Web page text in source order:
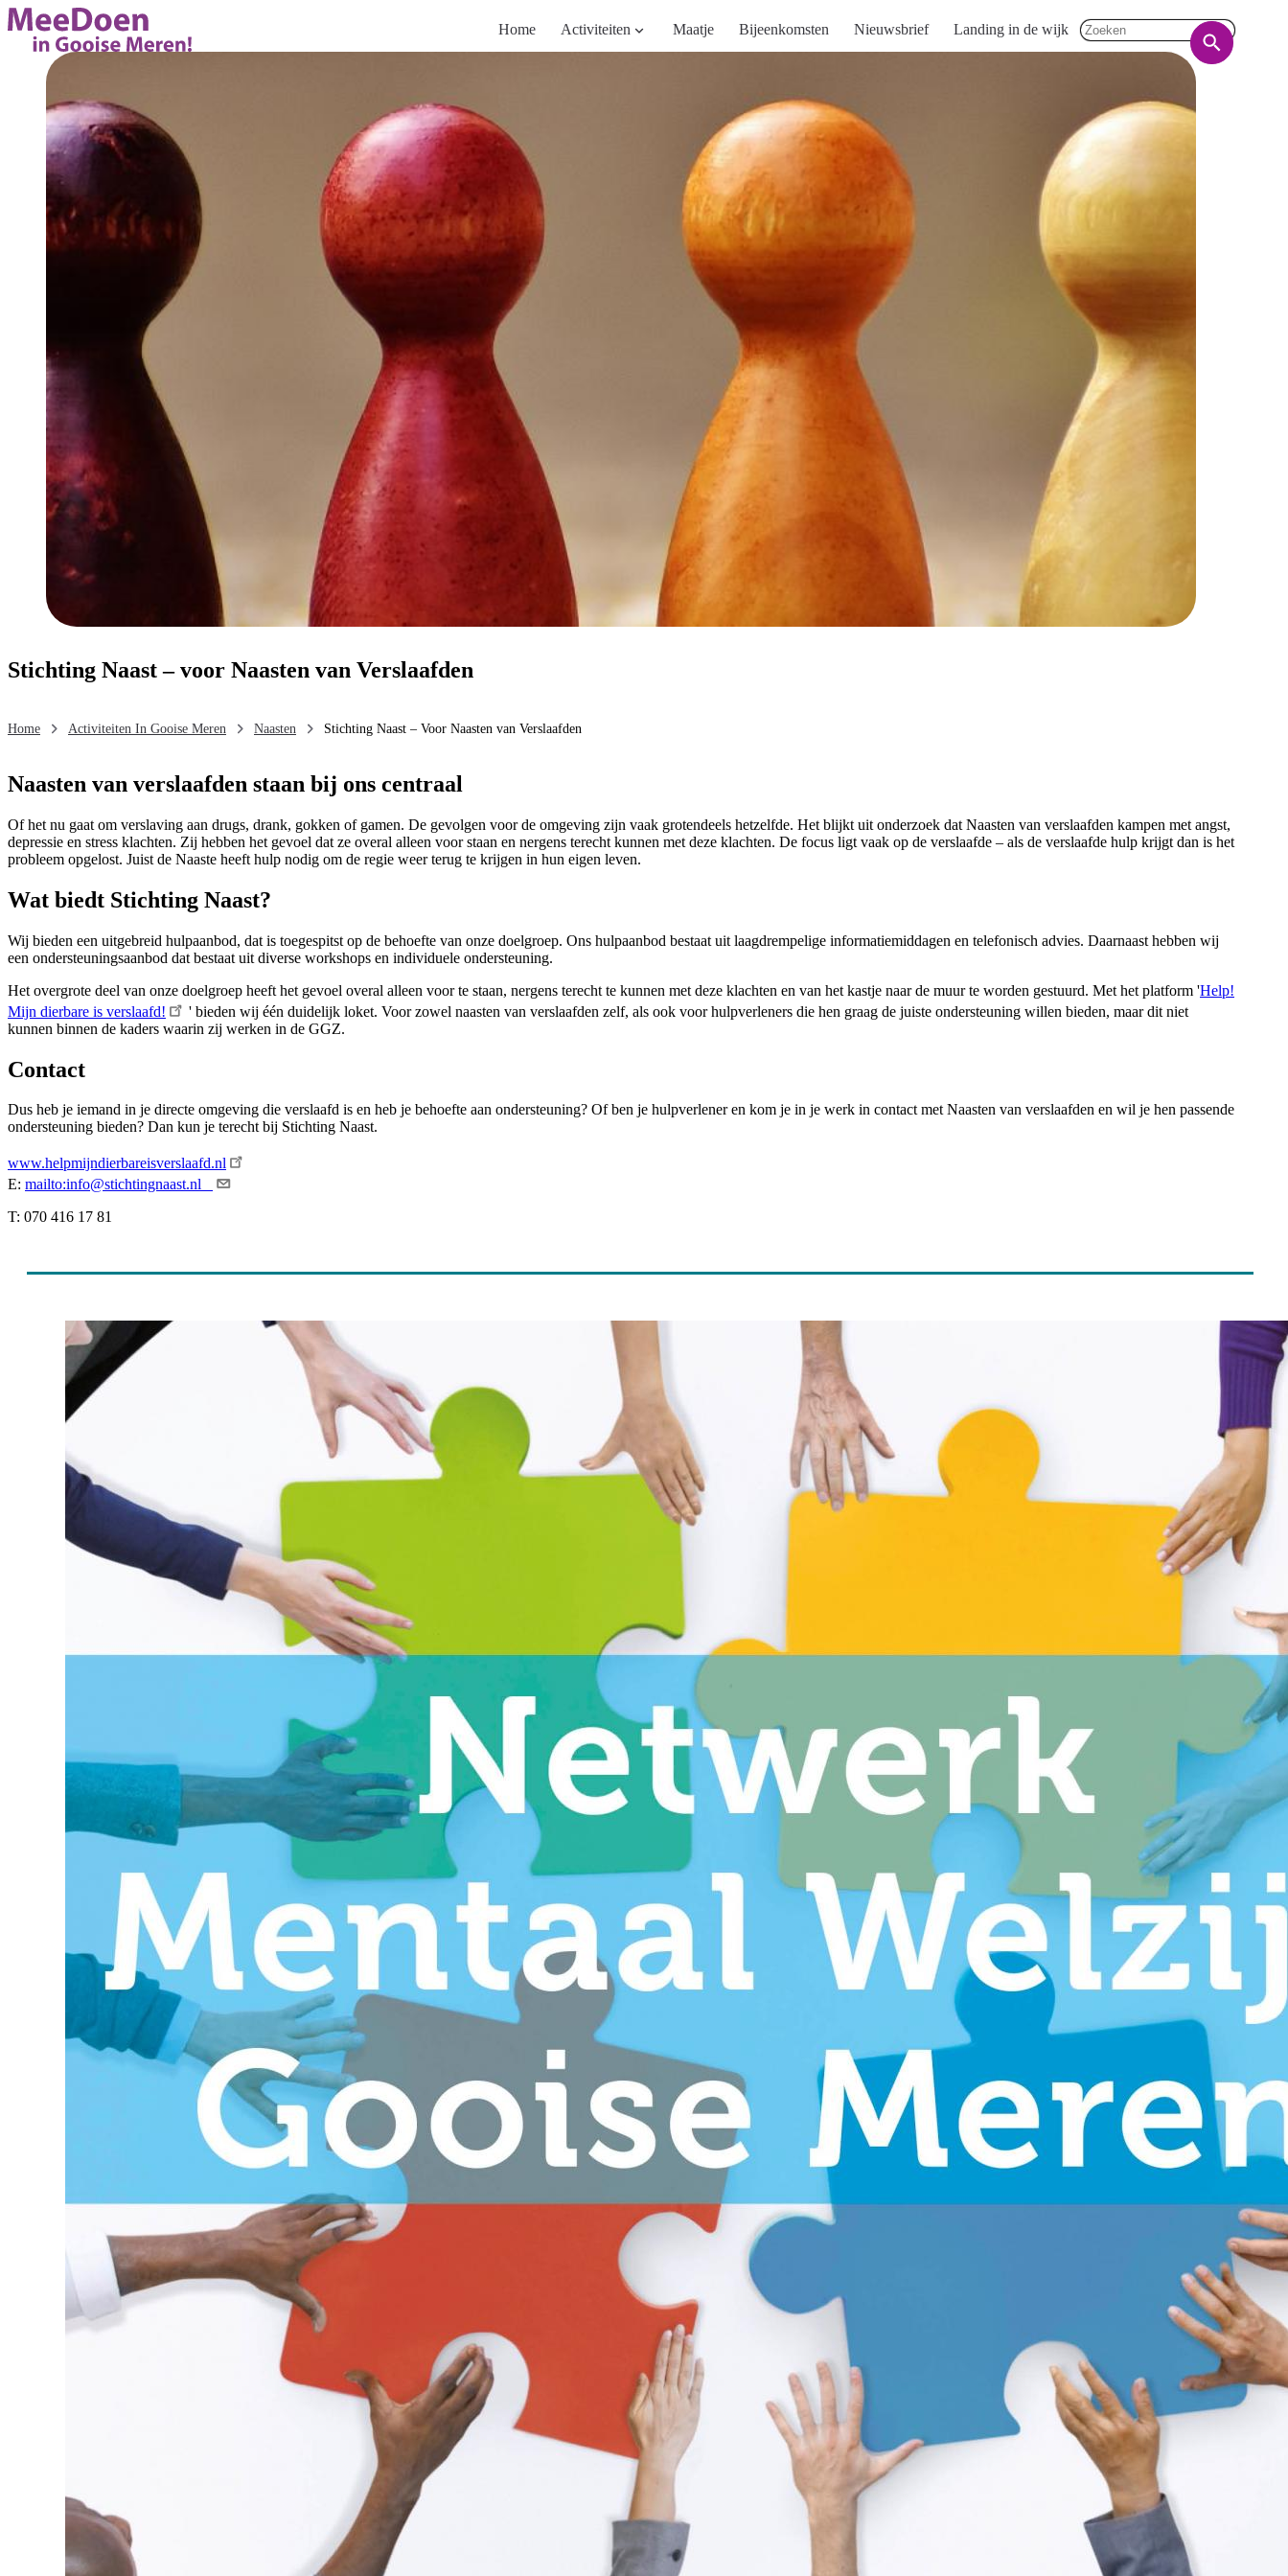
Home Activiteiten Maatje Bijeenkomsten Nieuwsbrief
Landing in de wijk
Zoeken
Stichting Naast – voor Naasten van Verslaafden
Home Activiteiten In Gooise Meren Naasten Stichting Naast – Voor Naasten van Verslaafden
Naasten van verslaafden staan bij ons centraal
Of het nu gaat om verslaving aan drugs, drank, gokken of gamen. De gevolgen voor de omgeving zijn vaak grotendeels hetzelfde. Het blijkt uit onderzoek dat Naasten van verslaafden kampen met angst,
depressie en stress klachten. Zij hebben het gevoel dat ze overal alleen voor staan en nergens terecht kunnen met deze klachten. De focus ligt vaak op de verslaafde – als de verslaafde hulp krijgt dan is het
probleem opgelost. Juist de Naaste heeft hulp nodig om de regie weer terug te krijgen in hun eigen leven.
Wat biedt Stichting Naast?
Wij bieden een uitgebreid hulpaanbod, dat is toegespitst op de behoefte van onze doelgroep. Ons hulpaanbod bestaat uit laagdrempelige informatiemiddagen en telefonisch advies. Daarnaast hebben wij
een ondersteuningsaanbod dat bestaat uit diverse workshops en individuele ondersteuning.
Het overgrote deel van onze doelgroep heeft het gevoel overal alleen voor te staan, nergens terecht te kunnen met deze klachten en van het kastje naar de muur te worden gestuurd. Met het platform 'Help!
Mijn dierbare is verslaafd!
' bieden wij één duidelijk loket. Voor zowel naasten van verslaafden zelf, als ook voor hulpverleners die hen graag de juiste ondersteuning willen bieden, maar dit niet
kunnen binnen de kaders waarin zij werken in de GGZ.
Contact
Dus heb je iemand in je directe omgeving die verslaafd is en heb je behoefte aan ondersteuning? Of ben je hulpverlener en kom je in je werk in contact met Naasten van verslaafden en wil je hen passende
ondersteuning bieden? Dan kun je terecht bij Stichting Naast.
www.helpmijndierbareisverslaafd.nl
E: mailto:info@stichtingnaast.nl
T: 070 416 17 81
Deze website is gemaakt in samenwerking met het “Netwerk Mentaal Welzijn”